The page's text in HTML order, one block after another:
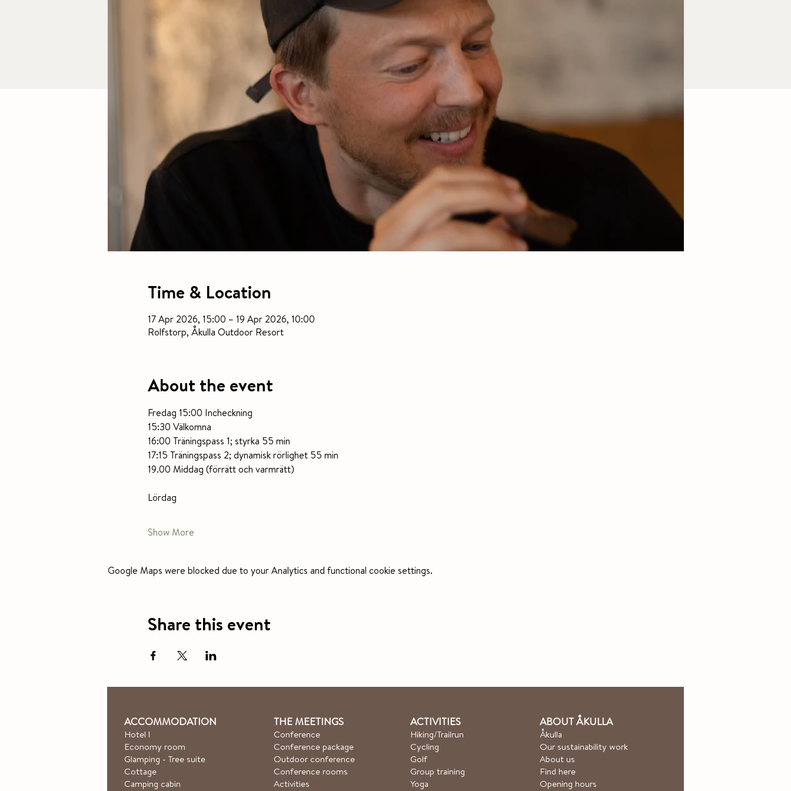
Time & Location
17 Apr 2026, 15:00 – 19 Apr 2026, 10:00
Rolfstorp, Åkulla Outdoor Resort
About the event
Fredag 15:00 Incheckning
15:30 Välkomna
16:00 Träningspass 1; styrka 55 min
17:15 Träningspass 2; dynamisk rörlighet 55 min
19.00 Middag (förrätt och varmrätt)
Lördag
Show More
Google Maps were blocked due to your Analytics and functional cookie settings.
Share this event
ACCOMMODATION
Hotel l
Economy room
Glamping - Tree suite
Cottage
Camping cabin
THE MEETINGS
Conference
Conference package
Outdoor conference
Conference rooms
Activities
ACTIVITIES
Hiking/Trailrun
Cycling
Golf
Group training
Yoga
ABOUT ÅKULLA
Åkulla
Our sustainability work
About us
Find here
Opening hours